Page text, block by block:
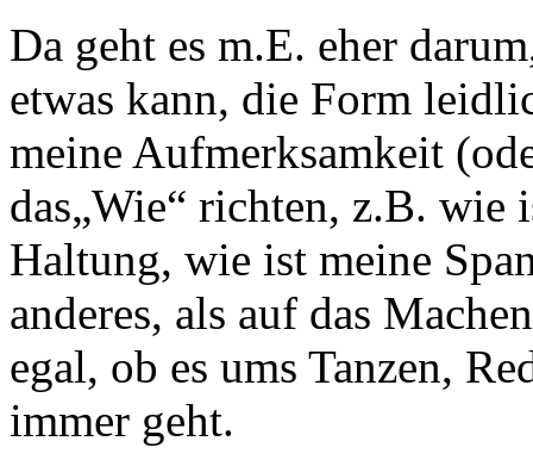
Da geht es m.E. eher
etwas kann, die Form
meine Aufmerksamkeit
das„Wie“ richten, z.B. wie
Haltung, wie ist meine
anderes, als auf das
egal, ob es ums Tanzen,
immer geht.